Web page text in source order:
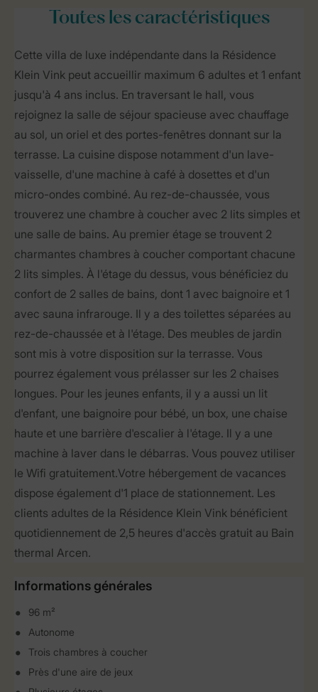
Toutesles caractéristiques
Cette villa de luxe indépendante dans la Résidence
Klein Vink peut accueillir maximum 6 adultes et 1 enfant
jusqu'à 4 ans inclus. En traversant le hall, vous
rejoignez la salle de séjour spacieuse avec chauffage
au sol, un oriel et des portes-fenêtres donnant sur la
terrasse. La cuisine dispose notamment d'un lave-
vaisselle, d'une machine à café à dosettes et d'un
micro-ondes combiné. Au rez-de-chaussée, vous
trouverez une chambre à coucher avec 2 lits simples et
une salle de bains. Au premier étage se trouvent 2
charmantes chambres à coucher comportant chacune
2 lits simples. À l'étage du dessus, vous bénéficiez du
confort de 2 salles de bains, dont 1 avec baignoire et 1
avec sauna infrarouge. Il y a des toilettes séparées au
rez-de-chaussée et à l'étage. Des meubles de jardin
sont mis à votre disposition sur la terrasse. Vous
pourrez également vous prélasser sur les 2 chaises
longues. Pour les jeunes enfants, il y a aussi un lit
d'enfant, une baignoire pour bébé, un box, une chaise
haute et une barrière d'escalier à l'étage. Il y a une
machine à laver dans le débarras. Vous pouvez utiliser
le Wifi gratuitement.Votre hébergement de vacances
dispose également d'1 place de stationnement. Les
clients adultes de la Résidence Klein Vink bénéficient
quotidiennement de 2,5 heures d'accès gratuit au Bain
thermal Arcen.
Informations générales
96 m²
Autonome
Trois chambres à coucher
Près d'une aire de jeux